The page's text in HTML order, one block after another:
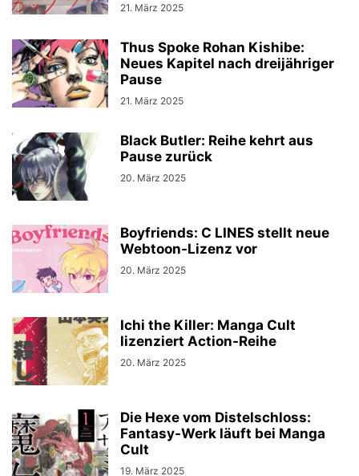
21. März 2025
Thus Spoke Rohan Kishibe:
Neues Kapitel nach dreijähriger
Pause
21. März 2025
Black Butler: Reihe kehrt aus
Pause zurück
20. März 2025
Boyfriends: C LINES stellt neue
Webtoon-Lizenz vor
20. März 2025
Ichi the Killer: Manga Cult
lizenziert Action-Reihe
20. März 2025
Die Hexe vom Distelschloss:
Fantasy-Werk läuft bei Manga
Cult
19. März 2025